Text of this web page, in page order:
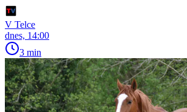
V Telce
dnes, 14:00
3 min